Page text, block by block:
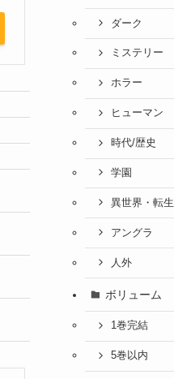
ダーク
ミステリー
ホラー
ヒューマン
時代/歴史
学園
異世界・転生
アングラ
人外
ボリューム
1巻完結
5巻以内